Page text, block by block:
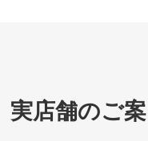
実店舗のご